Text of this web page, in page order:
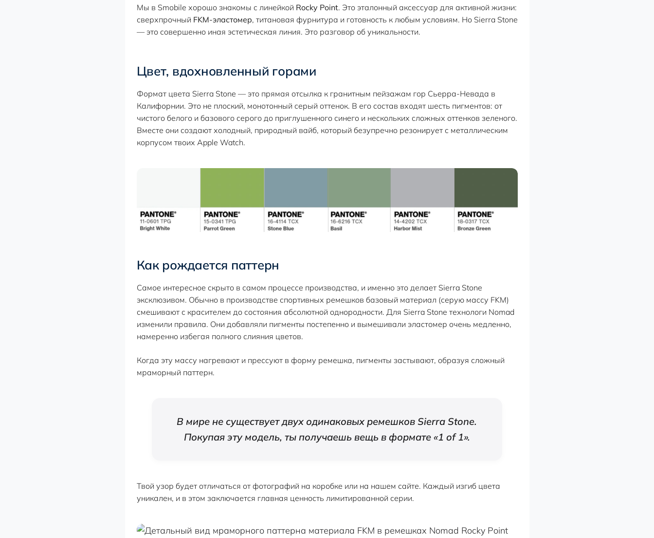
Мы в Smobile хорошо знакомы с линейкой Rocky Point. Это эталонный аксессуар для активной жизни:
сверхпрочный FKM-эластомер, титановая фурнитура и готовность к любым условиям. Но Sierra Stone
— это совершенно иная эстетическая линия. Это разговор об уникальности.
Цвет, вдохновленный горами
Формат цвета Sierra Stone — это прямая отсылка к гранитным пейзажам гор Сьерра-Невада в
Калифорнии. Это не плоский, монотонный серый оттенок. В его состав входят шесть пигментов: от
чистого белого и базового серого до приглушенного синего и нескольких сложных оттенков зеленого.
Вместе они создают холодный, природный вайб, который безупречно резонирует с металлическим
корпусом твоих Apple Watch.
Как рождается паттерн
Самое интересное скрыто в самом процессе производства, и именно это делает Sierra Stone
эксклюзивом. Обычно в производстве спортивных ремешков базовый материал (серую массу FKM)
смешивают с красителем до состояния абсолютной однородности. Для Sierra Stone технологи Nomad
изменили правила. Они добавляли пигменты постепенно и вымешивали эластомер очень медленно,
намеренно избегая полного слияния цветов.
Когда эту массу нагревают и прессуют в форму ремешка, пигменты застывают, образуя сложный
мраморный паттерн.
В мире не существует двух одинаковых ремешков Sierra Stone.
Покупая эту модель, ты получаешь вещь в формате «1 of 1».
Твой узор будет отличаться от фотографий на коробке или на нашем сайте. Каждый изгиб цвета
уникален, и в этом заключается главная ценность лимитированной серии.